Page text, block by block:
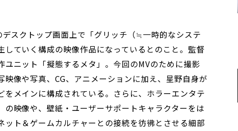
デスクトップ画面上で「グリッチ（≒一時的なシステ
していく構成の映像作品になっているとのこと。監督
ユニット「擬態するメタ」。今回のMVのために撮影
映像や写真、CG、アニメーションに加え、星野自身が
をメインに構成されている。さらに、ホラーエンタテ
の映像や、壁紙・ユーザーサポートキャラクターをは
ット＆ゲームカルチャーとの接続を彷彿とさせる細部